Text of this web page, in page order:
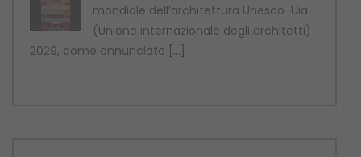
mondiale dell’architettura Unesco-Uia
(Unione internazionale degli architetti)
2029, come annunciato [...]